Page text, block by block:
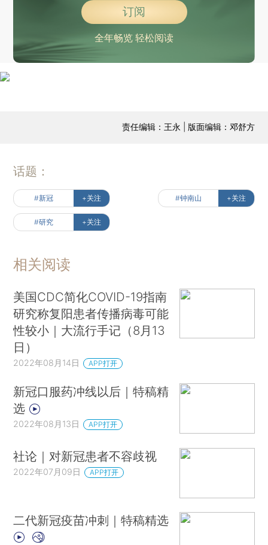
订阅
全年畅览 轻松阅读
责任编辑：王永 | 版面编辑：邓舒方
话题：
#新冠 +关注 #钟南山 +关注
#研究 +关注
相关阅读
美国CDC简化COVID-19指南
研究称复阳患者传播病毒可能
性较小｜大流行手记（8月13
日）
2022年08月14日 APP打开
新冠口服药冲线以后｜特稿精
选
2022年08月13日 APP打开
社论｜对新冠患者不容歧视
2022年07月09日 APP打开
二代新冠疫苗冲刺｜特稿精选